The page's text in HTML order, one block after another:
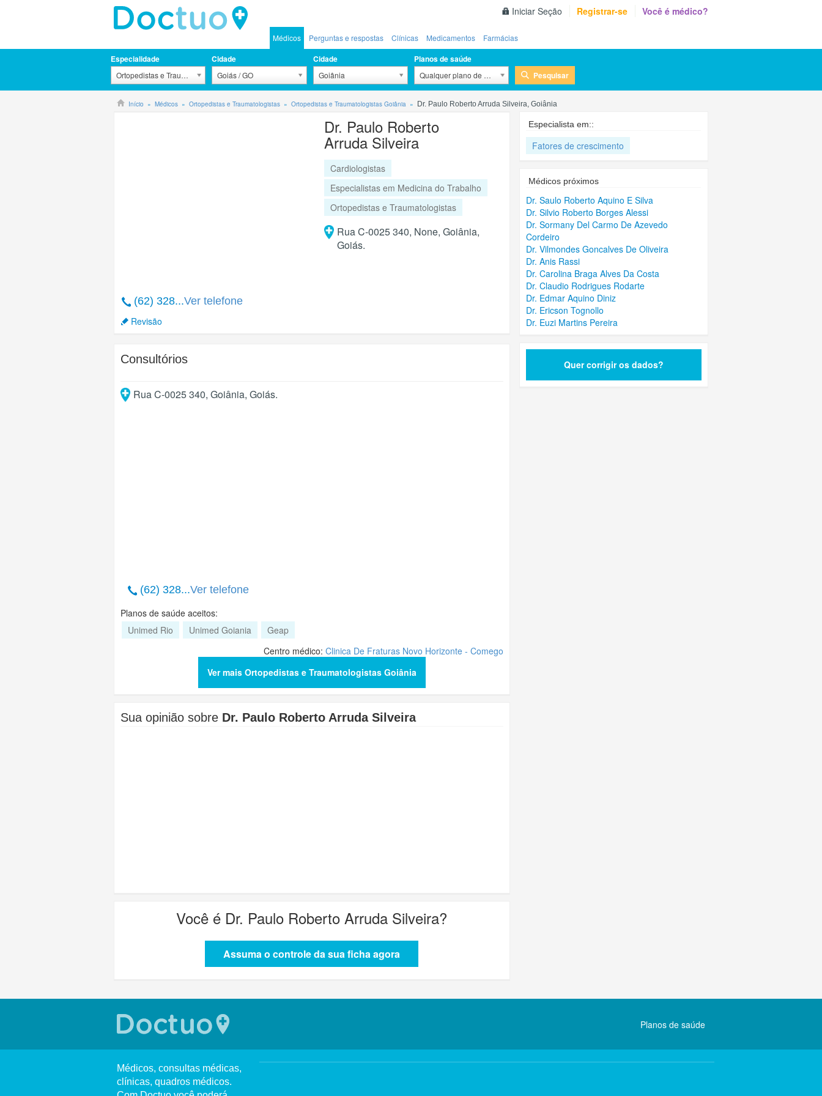
Iniciar Seção Registrar-se Você é médico?
Médicos Perguntas e respostas Clínicas Medicamentos Farmácias
Especialidade
Ortopedistas e Traumatologistas
Cidade
Goiás / GO
Cidade
Goiânia
Planos de saúde
Qualquer plano de saúde Pesquisar
Início Médicos Ortopedistas e Traumatologistas Ortopedistas e Traumatologistas Goiânia Dr. Paulo Roberto Arruda Silveira, Goiânia
(62) 328...Ver telefone
Revisão
Dr. Paulo Roberto
Arruda Silveira
Cardiologistas
Especialistas em Medicina do Trabalho
Ortopedistas e Traumatologistas
Rua C-0025 340, None, Goiânia,
Goiás.
Consultórios
Rua C-0025 340, Goiânia, Goiás.
(62) 328...Ver telefone
Planos de saúde aceitos:
Unimed Rio
Unimed Goiania
Geap
Centro médico: Clinica De Fraturas Novo Horizonte - Comego
Ver mais Ortopedistas e Traumatologistas Goiânia
Sua opinião sobre Dr. Paulo Roberto Arruda Silveira
Você é Dr. Paulo Roberto Arruda Silveira?
Assuma o controle da sua ficha agora
Especialista em::
Fatores de crescimento
Médicos próximos
Dr. Saulo Roberto Aquino E Silva
Dr. Silvio Roberto Borges Alessi
Dr. Sormany Del Carmo De Azevedo
Cordeiro
Dr. Vilmondes Goncalves De Oliveira
Dr. Anis Rassi
Dr. Carolina Braga Alves Da Costa
Dr. Claudio Rodrigues Rodarte
Dr. Edmar Aquino Diniz
Dr. Ericson Tognollo
Dr. Euzi Martins Pereira
Quer corrigir os dados?
Planos de saúde
Médicos, consultas médicas,
clínicas, quadros médicos.